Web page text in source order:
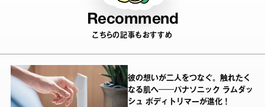
Recommend
こちらの記事もおすすめ
彼の想いが二人をつなぐ。触れたく
なる肌へ──パナソニック ラムダッ
シュ ボディトリマーが進化！